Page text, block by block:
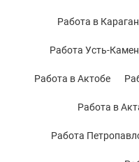
Работа в
Работа Усть-
Работа в Актобе
Работа в
Работа